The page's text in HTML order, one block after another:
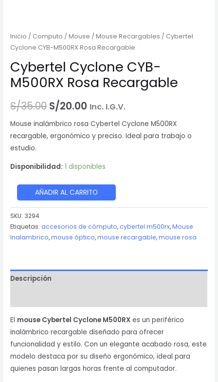
Inicio / Computo /Mouse /Mouse Recargables / Cybertel
Cyclone CYB-M500RX Rosa Recargable
Cybertel Cyclone CYB-
M500RX Rosa Recargable
S/35.00 El
precio
original
era:
S/20.00 El
precio
actual
es:
Inc. I.G.V.
Mouse inalámbrico rosa Cybertel Cyclone M500RX
recargable, ergonómico y preciso. Ideal para trabajo o
estudio.
Disponibilidad: 1 disponibles
Cybertel
Cyclone
CYB-
M500RX
Rosa
AÑADIR AL CARRITO
SKU: 3294
Etiquetas:accesorios de cómputo,cybertel m500rx,Mouse
Inalambrico,mouse óptico,mouse recargable,mouse rosa
Descripción
El mouse Cybertel Cyclone M500RX es un periférico
inalámbrico recargable diseñado para ofrecer
funcionalidad y estilo. Con un elegante acabado rosa, este
modelo destaca por su diseño ergonómico, ideal para
quienes pasan largas horas frente al computador.